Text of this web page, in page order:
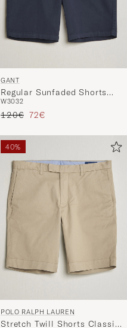
GANT
Regular Sunfaded Shorts
Evening Blue
W3032
Regulärer Preis
120€ Reduzierter Preis
72€
40%
POLO RALPH LAUREN
Stretch Twill Shorts Classic